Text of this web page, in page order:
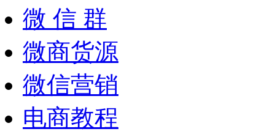
微 信 群
微商货源
微信营销
电商教程